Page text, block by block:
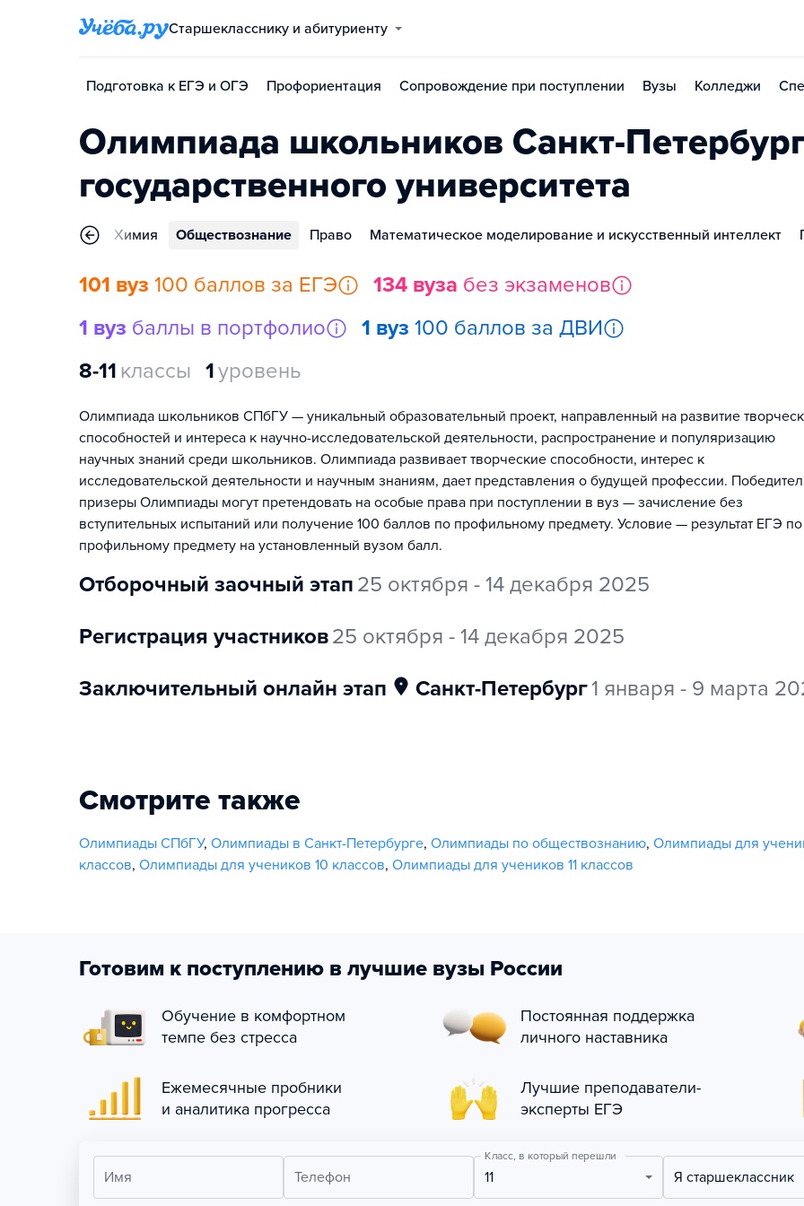
Старшекласснику и абитуриенту
Подготовка к ЕГЭ и ОГЭ Профориентация Сопровождение при поступлении Вузы Колледжи
Олимпиада школьников Санкт-
государственного университета
системы Химия Обществознание Право Математическое моделирование и искусственный интеллект
101 вуз 100 баллов за ЕГЭ 134 вуза без экзаменов
1 вуз баллы в портфолио 1 вуз 100 баллов за ДВИ
8-11 классы 1уровень
Олимпиада школьников СПбГУ — уникальный образовательный проект, направленный на развитие
способностей и интереса к научно-исследовательской деятельности, распространение и популяризацию
научных знаний среди школьников. Олимпиада развивает творческие способности, интерес к
исследовательской деятельности и научным знаниям, дает представления о будущей профессии.
призеры Олимпиады могут претендовать на особые права при поступлении в вуз — зачисление без
вступительных испытаний или получение 100 баллов по профильному предмету. Условие — результат ЕГЭ по
профильному предмету на установленный вузом балл.
отборочный заочный этап 25 октября - 14 декабря 2025
регистрация участников25 октября - 14 декабря 2025
заключительный онлайн этап
Санкт-Петербург 1 января - 9 марта
Смотрите также
Олимпиады СПбГУ, Олимпиады в Санкт-Петербурге, Олимпиады по обществознанию, Олимпиады для
классов, Олимпиады для учеников 10 классов, Олимпиады для учеников 11 классов
Готовим к поступлению в лучшие вузы России
Обучение в комфортном
темпе без стресса
Постоянная поддержка
личного наставника
Ежемесячные пробники
и аналитика прогресса
Лучшие преподаватели-
эксперты ЕГЭ
Имя Телефон
Класс, в который перешли
11 Я старшеклассник